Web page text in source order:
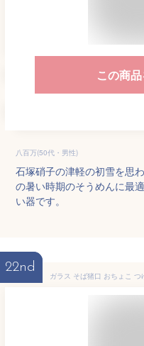
この商
八百万(50代・男性)
石塚硝子の津軽の初雪を思
の暑い時期のそうめんに最
い器です。
22nd